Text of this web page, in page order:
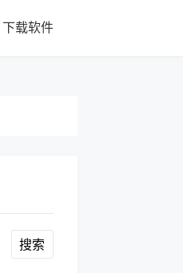
下载软件
Search